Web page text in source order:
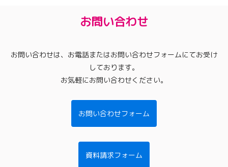
お問い合わせ
お問い合わせは、お電話またはお問い合わせフォームにてお受け
しております。
お気軽にお問い合わせください。
お問い合わせフォーム
資料請求フォーム